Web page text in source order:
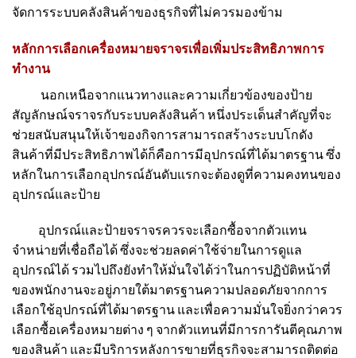
จัดการระบบคลังสินค้าของธุรกิจที่ไม่ควรมองข้าม
หลักการเลือกเครื่องหมายจราจรเพื่อเพิ่มประสิทธิภาพการ
ทำงาน
นอกเหนือจากแนวทางและความเกี่ยวข้องของป้าย
สัญลักษณ์จราจรกับระบบคลังสินค้า หนึ่งประเด็นสำคัญที่จะ
ช่วยสนับสนุนให้เจ้าของกิจการสามารถสร้างระบบโกดัง
สินค้าที่มีประสิทธิภาพได้ก็คือการมีอุปกรณ์ที่ได้มาตรฐาน ซึ่ง
หลักในการเลือกอุปกรณ์อันดับแรกจะต้องดูที่ความคงทนของ
อุปกรณ์และป้าย
อุปกรณ์และป้ายจราจรควรจะเลือกซื้อจากตัวแทน
จำหน่ายที่เชื่อถือได้ ซึ่งจะช่วยลดค่าใช้จ่ายในการดูแล
อุปกรณ์ได้ รวมไปถึงยังทำให้มั่นใจได้ว่าในการปฏิบัติหน้าที่
ของพนักงานจะอยู่ภายใต้มาตรฐานความปลอดภัยจากการ
เลือกใช้อุปกรณ์ที่ได้มาตรฐาน และเพื่อความมั่นใจยิ่งกว่าควร
เลือกซื้อเครื่องหมายต่าง ๆ จากตัวแทนที่มีการการันตีคุณภาพ
ของสินค้า และมีบริการหลังการขายที่ธุรกิจจะสามารถติดต่อ